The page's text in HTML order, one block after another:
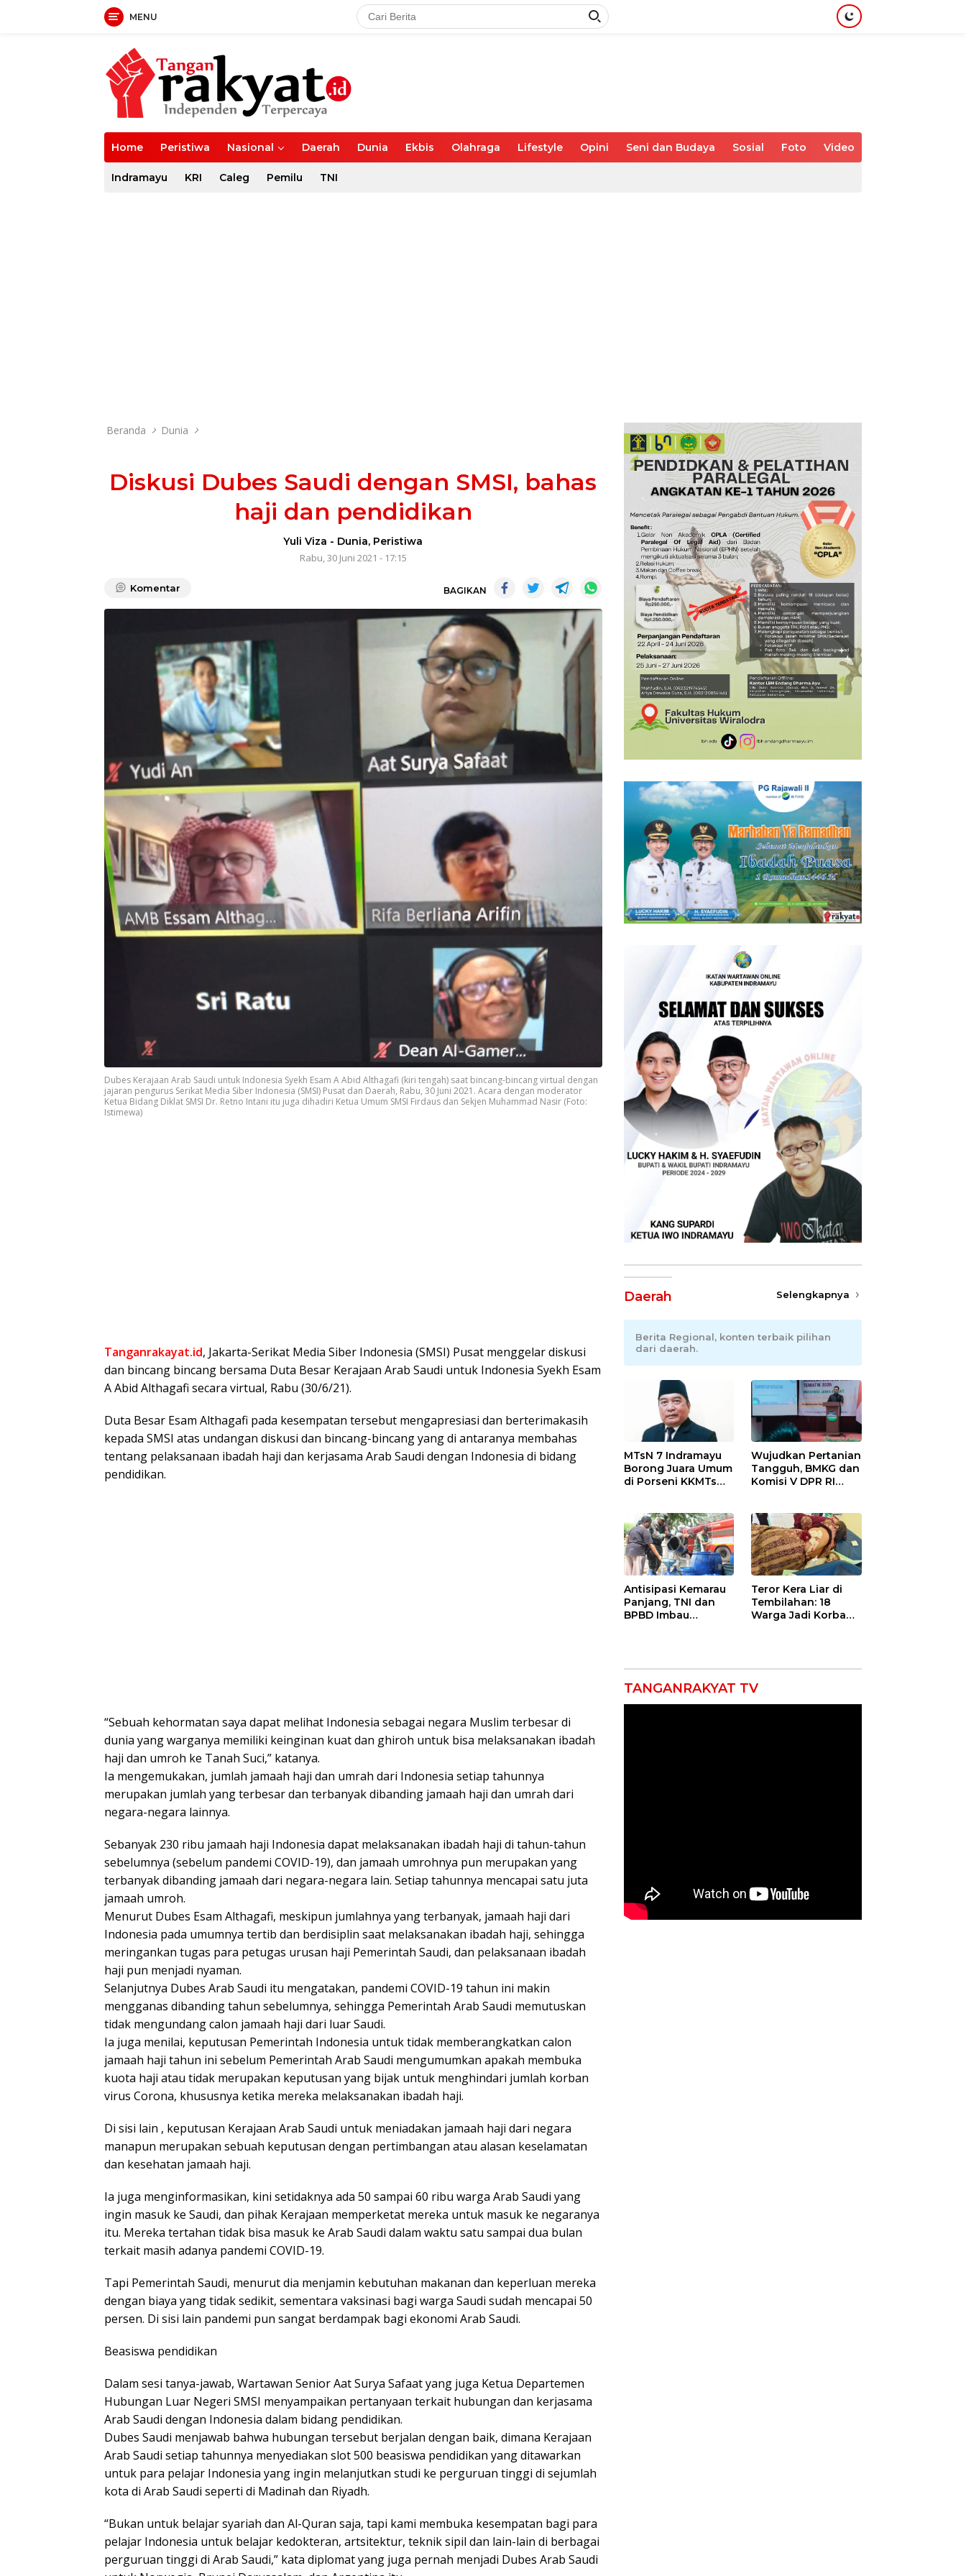
MENU
Home Peristiwa Nasional Daerah Dunia Ekbis Olahraga Lifestyle Opini Seni dan Budaya Sosial Foto Video
Indramayu KRI Caleg Pemilu TNI
Beranda Dunia
Diskusi Dubes Saudi dengan SMSI, bahas
haji dan pendidikan
Yuli Viza - Dunia, Peristiwa
Rabu, 30 Juni 2021 - 17:15
Komentar BAGIKAN
Dubes Kerajaan Arab Saudi untuk Indonesia Syekh Esam A Abid Althagafi (kiri tengah) saat bincang-bincang virtual dengan
jajaran pengurus Serikat Media Siber Indonesia (SMSI) Pusat dan Daerah, Rabu, 30 Juni 2021. Acara dengan moderator
Ketua Bidang Diklat SMSI Dr. Retno Intani itu juga dihadiri Ketua Umum SMSI Firdaus dan Sekjen Muhammad Nasir (Foto:
Istimewa)
Tanganrakayat.id, Jakarta-Serikat Media Siber Indonesia (SMSI) Pusat menggelar diskusi
dan bincang bincang bersama Duta Besar Kerajaan Arab Saudi untuk Indonesia Syekh Esam
A Abid Althagafi secara virtual, Rabu (30/6/21).
Duta Besar Esam Althagafi pada kesempatan tersebut mengapresiasi dan berterimakasih
kepada SMSI atas undangan diskusi dan bincang-bincang yang di antaranya membahas
tentang pelaksanaan ibadah haji dan kerjasama Arab Saudi dengan Indonesia di bidang
pendidikan.
“Sebuah kehormatan saya dapat melihat Indonesia sebagai negara Muslim terbesar di
dunia yang warganya memiliki keinginan kuat dan ghiroh untuk bisa melaksanakan ibadah
haji dan umroh ke Tanah Suci,” katanya.
Ia mengemukakan, jumlah jamaah haji dan umrah dari Indonesia setiap tahunnya
merupakan jumlah yang terbesar dan terbanyak dibanding jamaah haji dan umrah dari
negara-negara lainnya.
Sebanyak 230 ribu jamaah haji Indonesia dapat melaksanakan ibadah haji di tahun-tahun
sebelumnya (sebelum pandemi COVID-19), dan jamaah umrohnya pun merupakan yang
terbanyak dibanding jamaah dari negara-negara lain. Setiap tahunnya mencapai satu juta
jamaah umroh.
Menurut Dubes Esam Althagafi, meskipun jumlahnya yang terbanyak, jamaah haji dari
Indonesia pada umumnya tertib dan berdisiplin saat melaksanakan ibadah haji, sehingga
meringankan tugas para petugas urusan haji Pemerintah Saudi, dan pelaksanaan ibadah
haji pun menjadi nyaman.
Selanjutnya Dubes Arab Saudi itu mengatakan, pandemi COVID-19 tahun ini makin
mengganas dibanding tahun sebelumnya, sehingga Pemerintah Arab Saudi memutuskan
tidak mengundang calon jamaah haji dari luar Saudi.
Ia juga menilai, keputusan Pemerintah Indonesia untuk tidak memberangkatkan calon
jamaah haji tahun ini sebelum Pemerintah Arab Saudi mengumumkan apakah membuka
kuota haji atau tidak merupakan keputusan yang bijak untuk menghindari jumlah korban
virus Corona, khususnya ketika mereka melaksanakan ibadah haji.
Di sisi lain , keputusan Kerajaan Arab Saudi untuk meniadakan jamaah haji dari negara
manapun merupakan sebuah keputusan dengan pertimbangan atau alasan keselamatan
dan kesehatan jamaah haji.
Ia juga menginformasikan, kini setidaknya ada 50 sampai 60 ribu warga Arab Saudi yang
ingin masuk ke Saudi, dan pihak Kerajaan memperketat mereka untuk masuk ke negaranya
itu. Mereka tertahan tidak bisa masuk ke Arab Saudi dalam waktu satu sampai dua bulan
terkait masih adanya pandemi COVID-19.
Tapi Pemerintah Saudi, menurut dia menjamin kebutuhan makanan dan keperluan mereka
dengan biaya yang tidak sedikit, sementara vaksinasi bagi warga Saudi sudah mencapai 50
persen. Di sisi lain pandemi pun sangat berdampak bagi ekonomi Arab Saudi.
Beasiswa pendidikan
Dalam sesi tanya-jawab, Wartawan Senior Aat Surya Safaat yang juga Ketua Departemen
Hubungan Luar Negeri SMSI menyampaikan pertanyaan terkait hubungan dan kerjasama
Arab Saudi dengan Indonesia dalam bidang pendidikan.
Dubes Saudi menjawab bahwa hubungan tersebut berjalan dengan baik, dimana Kerajaan
Arab Saudi setiap tahunnya menyediakan slot 500 beasiswa pendidikan yang ditawarkan
untuk para pelajar Indonesia yang ingin melanjutkan studi ke perguruan tinggi di sejumlah
kota di Arab Saudi seperti di Madinah dan Riyadh.
“Bukan untuk belajar syariah dan Al-Quran saja, tapi kami membuka kesempatan bagi para
pelajar Indonesia untuk belajar kedokteran, artsitektur, teknik sipil dan lain-lain di berbagai
perguruan tinggi di Arab Saudi,” kata diplomat yang juga pernah menjadi Dubes Arab Saudi
Daerah Selengkapnya
Berita Regional, konten terbaik pilihan
dari daerah.
MTsN 7 Indramayu
Borong Juara Umum
di Porseni KKMTs
Wujudkan Pertanian
Tangguh, BMKG dan
Komisi V DPR RI
Sekolah Lapang
Iklim
Antisipasi Kemarau
Panjang, TNI dan
BPBD Imbau
Teror Kera Liar di
Tembilahan: 18
Warga Jadi Korban
TANGANRAKYAT TV